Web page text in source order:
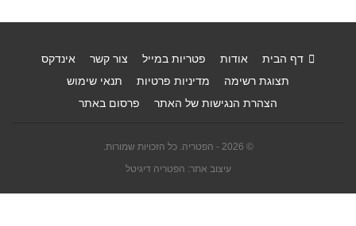
דף הבית אודות פטריות במייל צור קשר
אינדקס
תצוגת רשימה
מדיניות פרטיות
תנאי שימוש
הצהרת הנגישות של האתר
פרסום באתר
© 2026 - הפטריה. כל הזכויות שמורות.
עיצוב אתר: הפטריה דיגיטל